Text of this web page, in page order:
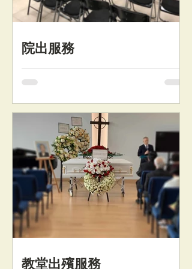
院出服務
醫院或殮房直接火化或土葬殯儀服務
教堂出殯服務